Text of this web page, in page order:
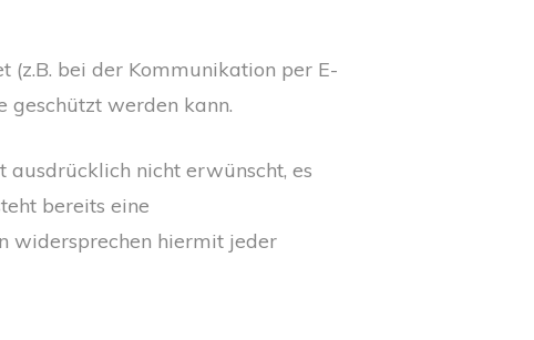
bei der Kommunikation per E-
geschützt werden kann.
nicht erwünscht, es
bereits eine
widersprechen hiermit jeder